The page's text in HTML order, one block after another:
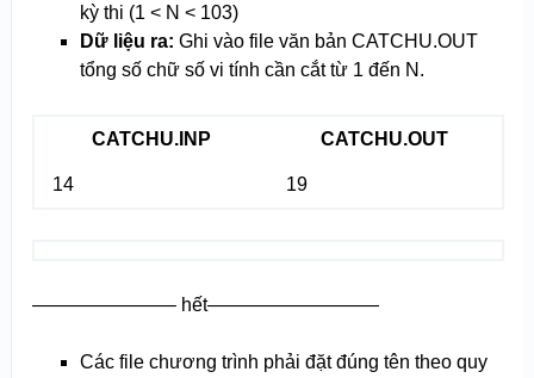
kỳ thi (1 < N < 103)
Dữ liệu ra: Ghi vào file văn bản CATCHU.OUT
tổng số chữ số vi tính cần cắt từ 1 đến N.
CATCHU.INP CATCHU.OUT
14 19
———————– hết—————————
Các file chương trình phải đặt đúng tên theo quy